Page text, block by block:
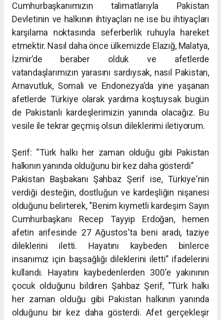
Cumhurbaşkanımızın talimatlarıyla Pakistan
Devletinin ve halkının ihtiyaçları ne ise bu ihtiyaçları
karşılama noktasında seferberlik ruhuyla hareket
etmektir. Nasıl daha önce ülkemizde Elazığ, Malatya,
İzmir’de beraber olduk ve afetlerde
vatandaşlarımızın yarasını sardıysak, nasıl Pakistan,
Arnavutluk, Somali ve Endonezya’da yine yaşanan
afetlerde Türkiye olarak yardıma koştuysak bugün
de Pakistanlı kardeşlerimizin yanında olacağız. Bu
vesile ile tekrar geçmiş olsun dileklerimi iletiyorum.
Şerif: “Türk halkı her zaman olduğu gibi Pakistan
halkının yanında olduğunu bir kez daha gösterdi”
Pakistan Başbakanı Şahbaz Şerif ise, Türkiye'nin
verdiği desteğin, dostluğun ve kardeşliğin nişanesi
olduğunu belirterek, "Benim kıymetli kardeşim Sayın
Cumhurbaşkanı Recep Tayyip Erdoğan, hemen
afetin arifesinde 27 Ağustos'ta beni aradı, taziye
dileklerini iletti. Hayatını kaybeden binlerce
insanımız için başsağlığı dileklerini iletti” ifadelerini
kullandı. Hayatını kaybedenlerden 300'e yakınının
çocuk olduğunu bildiren Şahbaz Şerif, "Türk halkı
her zaman olduğu gibi Pakistan halkının yanında
olduğunu bir kez daha gösterdi. Afet gerçekleşir